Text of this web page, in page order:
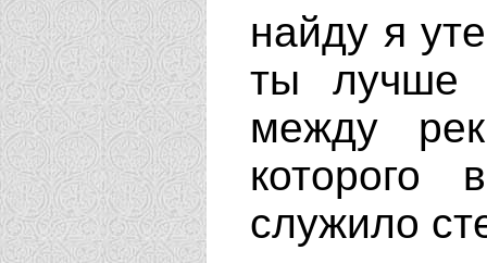
найду я
ты лучше
между
служило